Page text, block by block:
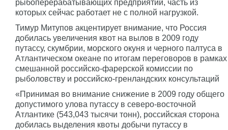
рыбоперерабатывающих предприятий, часть из
которых сейчас работает не с полной нагрузкой.
Тимур Митупов акцентирует внимание, что Россия
добилась увеличения квот на вылов в 2009 году
путассу, скумбрии, морского окуня и черного палтуса в
Атлантическом океане по итогам переговоров в рамках
смешанной российско-фарерской комиссии по
рыболовству и российско-гренландских консультаций
«Принимая во внимание снижение в 2009 году общего
допустимого улова путассу в северо-восточной
Атлантике (543,043 тысячи тонн), российская сторона
добилась выделения квоты добычи путассу в